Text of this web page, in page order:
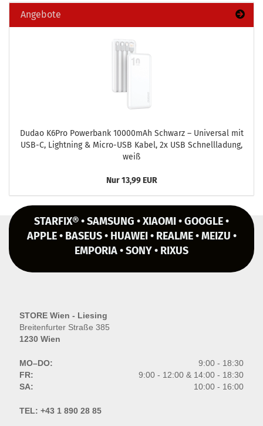
Angebote
Dudao K6Pro Power­bank 10000mAh Schwarz – Uni­ver­sal mit
USB-C, Light­ning & Micro-​USB Kabel, 2x USB Schnell­la­dung,
weiß
Nur 13,99 EUR
STARFIX® • SAMSUNG • XIAOMI • GOOGLE •
APPLE • BASEUS • HUAWEI • REALME • MEIZU •
EMPORIA • SONY • RIXUS
STORE Wien - Liesing
Breitenfurter Straße 385
1230 Wien
MO–DO:
9:00 - 18:30
FR:
9:00 - 12:00 & 14:00 - 18:30
SA:
10:00 - 16:00
TEL: +43 1 890 28 85